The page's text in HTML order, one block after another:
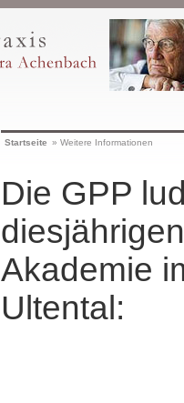
Startseite » Weitere Informationen
Die GPP
Akademie
Ultental: